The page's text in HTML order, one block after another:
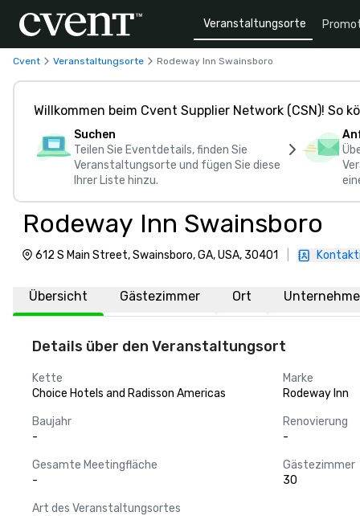
Veranstaltungsorte
Cvent Veranstaltungsorte Rodeway Inn Swainsboro
Willkommen beim Cvent Supplier Network (CSN)! So
Suchen
Teilen Sie Eventdetails, finden Sie
Veranstaltungsorte und fügen Sie diese
Ihrer Liste hinzu.
Rodeway Inn Swainsboro
612 S Main Street, Swainsboro, GA, USA, 30401
Übersicht Gästezimmer Ort
Details über den Veranstaltungsort
Kette
Choice Hotels and Radisson Americas
Marke
Rodeway Inn
Baujahr
-
Renovierung
-
Gesamte Meetingfläche
-
Gästezimmer
30
Art des Veranstaltungsortes